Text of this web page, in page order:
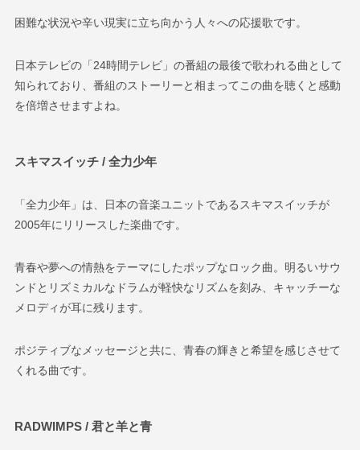
困難な状況や辛い現実に立ち向かう人々への応援歌です。
日本テレビの「24時間テレビ」の番組の最後で歌われる曲として
知られており、番組のストーリーと相まってこの曲を聴くと感動
を倍増させますよね。
スキマスイッチ / 全力少年
「全力少年」は、日本の音楽ユニットであるスキマスイッチが
2005年にリリースした楽曲です。
青春や夢への情熱をテーマにしたポップなロック曲。明るいサウ
ンドとリズミカルなドラムが軽快なリズムを刻み、キャッチーな
メロディが耳に残ります。
ポジティブなメッセージと共に、青春の輝きと希望を感じさせて
くれる曲です。
RADWIMPS / 君と羊と青